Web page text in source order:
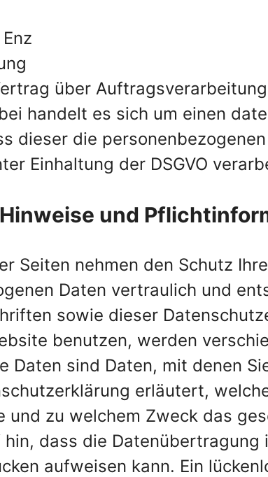
über
handelt es sich um einen
dieser die
Einhaltung der DSGVO
und
Seiten nehmen den Schutz
Daten vertraulich und
sowie dieser
benutzen, werden
Daten sind Daten, mit denen
erläutert,
und zu welchem Zweck das
dass die
aufweisen kann. Ein